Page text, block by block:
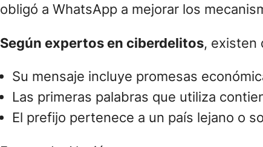
obligó a WhatsApp a mejorar los
Según expertos en ciberdelitos, existen
Su mensaje incluye promesas
Las primeras palabras que utiliza
El prefijo pertenece a un país lejano o